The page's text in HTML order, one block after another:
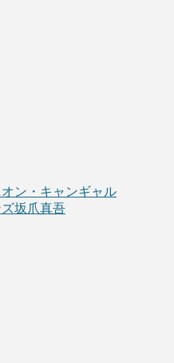
ン・キャンギャル
坂爪真吾